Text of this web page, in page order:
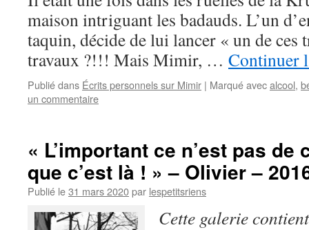
maison intriguant les badauds. L’un
taquin, décide de lui lancer « un de
travaux ?!!! Mais Mimir, … Continuer
Publié dans Écrits personnels sur Mimir | Marqué avecalcool,
un commentaire
« L’important ce n’est pas de
que c’est là ! » – Olivier –
Publié le31 mars 2020par lespetitsriens
Cette galerie